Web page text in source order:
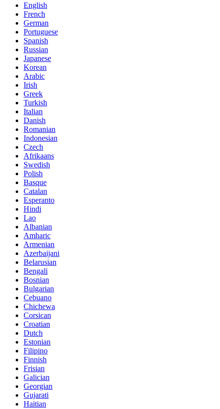
English
French
German
Portuguese
Spanish
Russian
Japanese
Korean
Arabic
Irish
Greek
Turkish
Italian
Danish
Romanian
Indonesian
Czech
Afrikaans
Swedish
Polish
Basque
Catalan
Esperanto
Hindi
Lao
Albanian
Amharic
Armenian
Azerbaijani
Belarusian
Bengali
Bosnian
Bulgarian
Cebuano
Chichewa
Corsican
Croatian
Dutch
Estonian
Filipino
Finnish
Frisian
Galician
Georgian
Gujarati
Haitian